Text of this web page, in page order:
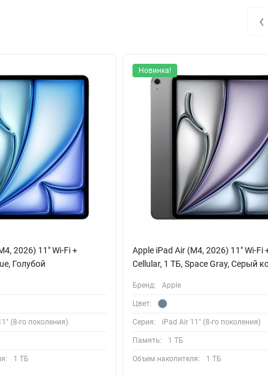
редактирования документов с высокой точностью и
безопасность и особые возможности для дополненной
и позволяют проводить видеозвонки в высоком качестве с
подзарядки, что делает iPad Pro идеальным компаньоном для
все необходимое для работы, учебы и развлечений в
2026) 11" Wi-Fi +
Голубой
(8-го поколения)
1 ТБ
Новинка!
Apple iPad Air (M4, 2026) 11" Wi-Fi
Cellular, 1 ТБ, Space Gray, Серый
Бренд: Apple
Цвет:
Серия: iPad Air 11" (8-го поколения)
Память: 1 ТБ
Объем накопителя: 1 ТБ
‹